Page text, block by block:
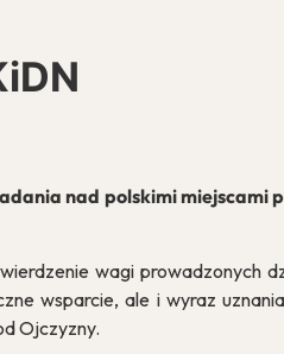
nad polskimi miejscami
wagi
wsparcie, ale i wyraz
Ojczyzny.